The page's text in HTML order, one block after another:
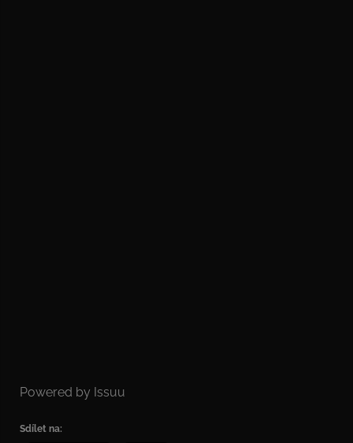
Powered by Issuu
Sdílet na: